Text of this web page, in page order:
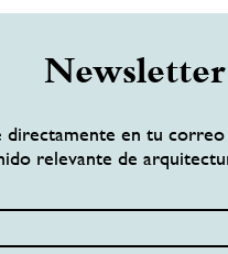
Newsletter
directamente en tu
relevante de